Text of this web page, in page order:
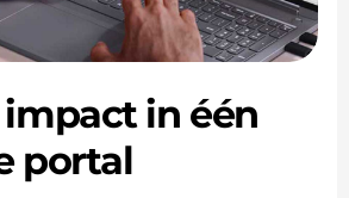
in één
portal